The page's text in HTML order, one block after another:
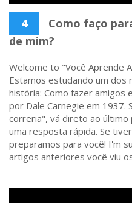
4
Como faço
de mim?
Welcome to "Você Aprende
Estamos estudando um
história: Como fazer amigos
por Dale Carnegie em 1937.
correria", vá direto ao
uma resposta rápida. Se
preparamos para você! I'm
artigos anteriores você viu